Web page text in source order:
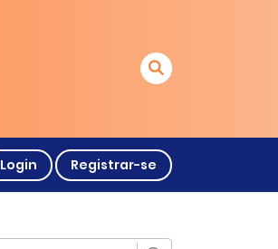
Login Registrar-se